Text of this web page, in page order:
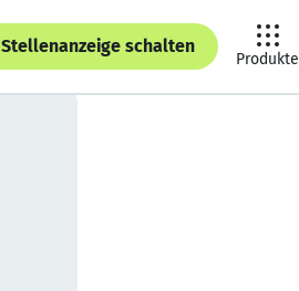
Stellenanzeige schalten
Produkte